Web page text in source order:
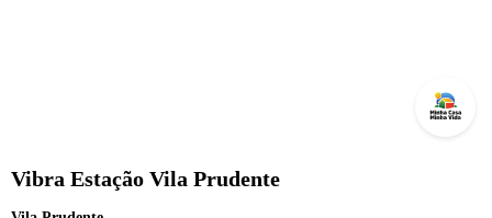
Vibra Estação Vila Prudente